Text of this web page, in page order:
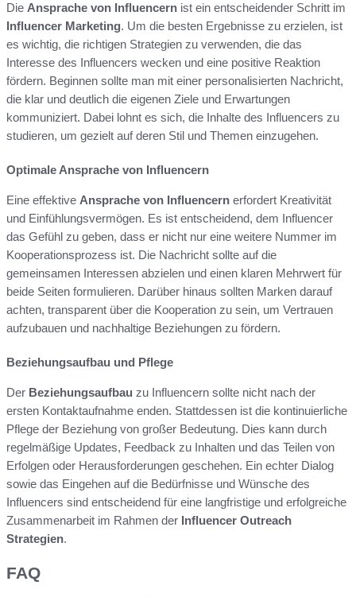
Die Ansprache von Influencern ist ein entscheidender Schritt im
Influencer Marketing. Um die besten Ergebnisse zu erzielen, ist
es wichtig, die richtigen Strategien zu verwenden, die das
Interesse des Influencers wecken und eine positive Reaktion
fördern. Beginnen sollte man mit einer personalisierten Nachricht,
die klar und deutlich die eigenen Ziele und Erwartungen
kommuniziert. Dabei lohnt es sich, die Inhalte des Influencers zu
studieren, um gezielt auf deren Stil und Themen einzugehen.
Optimale Ansprache von Influencern
Eine effektive Ansprache von Influencern erfordert Kreativität
und Einfühlungsvermögen. Es ist entscheidend, dem Influencer
das Gefühl zu geben, dass er nicht nur eine weitere Nummer im
Kooperationsprozess ist. Die Nachricht sollte auf die
gemeinsamen Interessen abzielen und einen klaren Mehrwert für
beide Seiten formulieren. Darüber hinaus sollten Marken darauf
achten, transparent über die Kooperation zu sein, um Vertrauen
aufzubauen und nachhaltige Beziehungen zu fördern.
Beziehungsaufbau und Pflege
Der Beziehungsaufbau zu Influencern sollte nicht nach der
ersten Kontaktaufnahme enden. Stattdessen ist die kontinuierliche
Pflege der Beziehung von großer Bedeutung. Dies kann durch
regelmäßige Updates, Feedback zu Inhalten und das Teilen von
Erfolgen oder Herausforderungen geschehen. Ein echter Dialog
sowie das Eingehen auf die Bedürfnisse und Wünsche des
Influencers sind entscheidend für eine langfristige und erfolgreiche
Zusammenarbeit im Rahmen der Influencer Outreach
Strategien.
FAQ